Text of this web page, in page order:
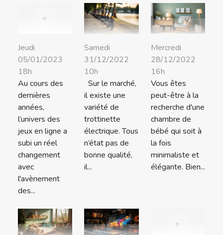
Jeudi
05/01/2023
18h
Au cours des
dernières
années,
l’univers des
jeux en ligne a
subi un réel
changement
avec
l'avènement
des...
Samedi
31/12/2022
10h
Sur le marché,
il existe une
variété de
trottinette
électrique. Tous
n’état pas de
bonne qualité,
il...
Mercredi
28/12/2022
16h
Vous êtes
peut-être à la
recherche d'une
chambre de
bébé qui soit à
la fois
minimaliste et
élégante. Bien...